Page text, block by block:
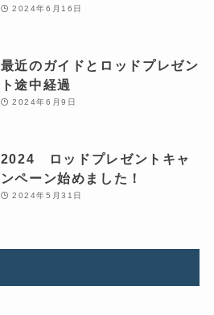
2024年6月16日
最近のガイドとロッドプレゼン
ト途中経過
2024年6月9日
2024 ロッドプレゼントキャ
ンペーン始めました！
2024年5月31日